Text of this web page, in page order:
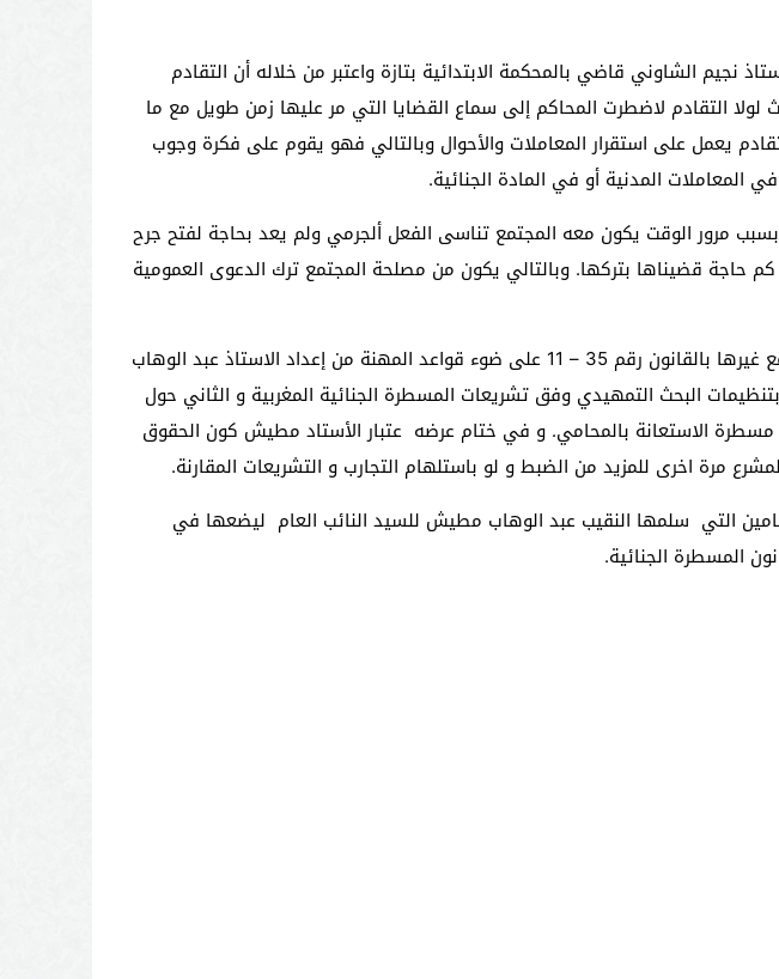
نجيم الشاوني قاضي بالمحكمة الابتدائية بتازة واعتبر من خلاله أن التقادم
التقادم لاضطرت المحاكم إلى سماع القضايا التي مر عليها زمن طويل مع ما
يعمل على استقرار المعاملات والأحوال وبالتالي فهو يقوم على فكرة وجوب
المعاملات المدنية أو في المادة الجنائية.
مرور الوقت يكون معه المجتمع تناسى الفعل ألجرمي ولم يعد بحاجة لفتح جرح
حاجة قضيناها بتركها. وبالتالي يكون من مصلحة المجتمع ترك الدعوى العمومية
–
11 على ضوء قواعد المهنة من إعداد الاستاذ عبد الوهاب
البحث التمهيدي وفق تشريعات المسطرة الجنائية المغربية و الثاني حول
) و الثالث بحق و مسطرة الاستعانة بالمحامي. و في ختام عرضه عتبار الأستاد مطيش كون الحقوق
التي سلمها النقيب عبد الوهاب مطيش للسيد النائب العام ليضعها في